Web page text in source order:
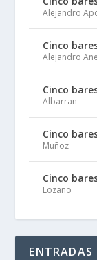
Alejandro
Cinco
Alejandro
Cinco
Albarran
Cinco
Muñoz
Cinco
Lozano
ENTRADAS